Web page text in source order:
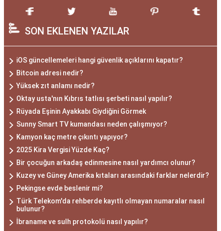
SON EKLENEN YAZILAR
iOS güncellemeleri hangi güvenlik açıklarını kapatır?
Bitcoin adresi nedir?
Yüksek zıt anlamı nedir?
Oktay usta'nın Kıbrıs tatlısı şerbeti nasıl yapılır?
Rüyada Eşinin Ayakkabı Giydiğini Görmek
Sunny Smart TV kumandası neden çalışmıyor?
Kamyon kaç metre çıkıntı yapıyor?
2025 Kira Vergisi Yüzde Kaç?
Bir çocuğun arkadaş edinmesine nasıl yardımcı olunur?
Kuzey ve Güney Amerika kıtaları arasındaki farklar nelerdir?
Pekingse evde beslenir mi?
Türk Telekom'da rehberde kayıtlı olmayan numaralar nasıl
bulunur?
İbraname ve sulh protokolü nasıl yapılır?